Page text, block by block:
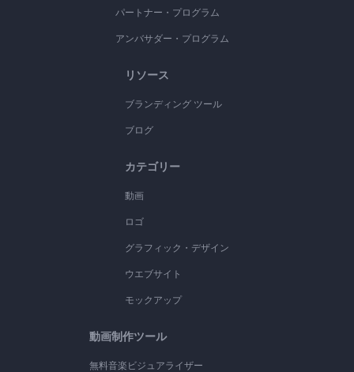
パートナー・プログラム
アンバサダー・プログラム
リソース
ブランディング ツール
ブログ
カテゴリー
動画
ロゴ
グラフィック・デザイン
ウエブサイト
モックアップ
動画制作ツール
無料音楽ビジュアライザー